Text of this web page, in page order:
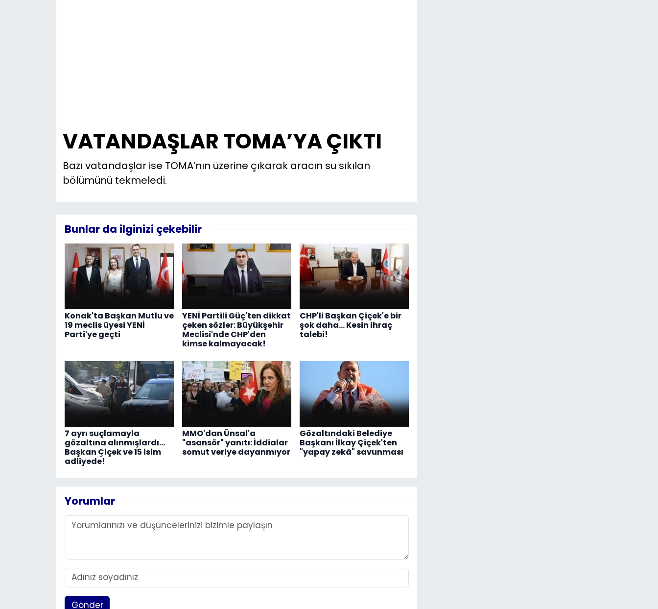
VATANDAŞLAR TOMA’YA ÇIKTI
Bazı vatandaşlar ise TOMA’nın üzerine çıkarak aracın su sıkılan
bölümünü tekmeledi.
Bunlar da ilginizi çekebilir
Konak'ta Başkan Mutlu ve
19 meclis üyesi YENİ
Parti'ye geçti
YENİ Partili Güç'ten dikkat
çeken sözler: Büyükşehir
Meclisi'nde CHP'den
kimse kalmayacak!
CHP'li Başkan Çiçek'e bir
şok daha... Kesin ihraç
talebi!
7 ayrı suçlamayla
gözaltına alınmışlardı...
Başkan Çiçek ve 15 isim
adliyede!
MMO'dan Ünsal'a
"asansör" yanıtı: İddialar
somut veriye dayanmıyor
Gözaltındaki Belediye
Başkanı İlkay Çiçek'ten
"yapay zekâ" savunması
Yorumlar
Gönder